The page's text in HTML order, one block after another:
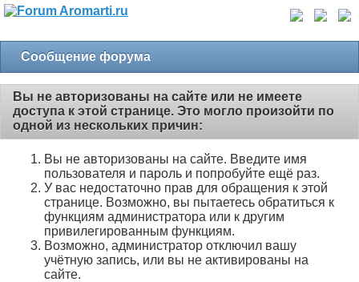
Сообщение форума
Вы не авторизованы на сайте или не имеете
доступа к этой странице. Это могло произойти по
одной из нескольких причин:
Вы не авторизованы на сайте. Введите имя
пользователя и пароль и попробуйте ещё раз.
У вас недостаточно прав для обращения к этой
странице. Возможно, вы пытаетесь обратиться к
функциям администратора или к другим
привилегированным функциям.
Возможно, администратор отключил вашу
учётную запись, или вы не активированы на
сайте.